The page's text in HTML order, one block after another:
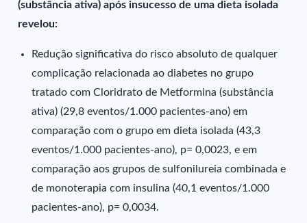
(substância ativa) após insucesso de uma dieta isolada
revelou:
Redução significativa do risco absoluto de qualquer
complicação relacionada ao diabetes no grupo
tratado com Cloridrato de Metformina (substância
ativa) (29,8 eventos/1.000 pacientes-ano) em
comparação com o grupo em dieta isolada (43,3
eventos/1.000 pacientes-ano), p= 0,0023, e em
comparação aos grupos de sulfonilureia combinada e
de monoterapia com insulina (40,1 eventos/1.000
pacientes-ano), p= 0,0034.